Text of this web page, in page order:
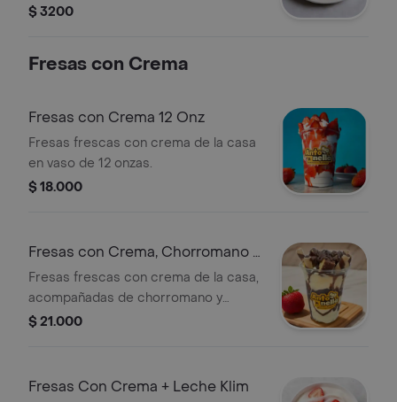
acompañar cualquier platillo.
$ 3200
Fresas con Crema
Fresas con Crema 12 Onz
Fresas frescas con crema de la casa
en vaso de 12 onzas.
$ 18.000
Fresas con Crema, Chorromano y
Piazza
Fresas frescas con crema de la casa,
acompañadas de chorromano y
piazza.
$ 21.000
Fresas Con Crema + Leche Klim